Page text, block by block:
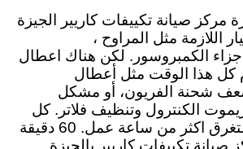
مركز صيانة تكييفات كاريير الجيزة
اللازمة مثل المراوح ،
الكمبروسور. لكن هناك اعطال
كل هذا الوقت مثل أعطال
شحنة الفريون، أو مشكل
الكنترول وتنظيف فلاتر. كل
هذه الاعطال لاتستغرق اكثر من ساعة عمل. 60 دقيقة
تكييفات كاريير بالجيزة